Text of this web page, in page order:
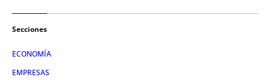
Secciones
ECONOMÍA
EMPRESAS